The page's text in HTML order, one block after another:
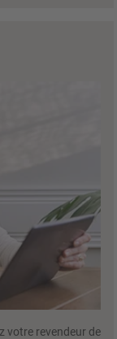
votre revendeur de